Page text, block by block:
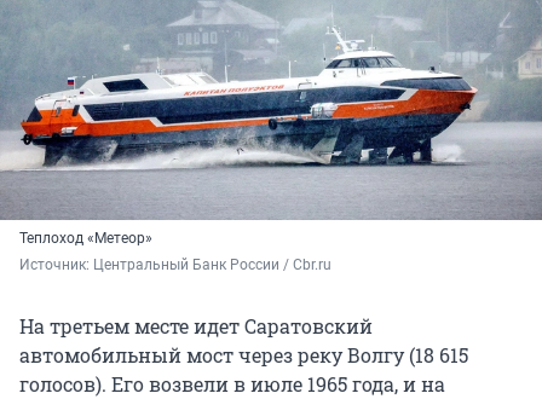
Теплоход «Метеор»
Источник: Центральный Банк России / Cbr.ru
На третьем месте идет Саратовский
автомобильный мост через реку Волгу (18 615
голосов). Его возвели в июле 1965 года, и на